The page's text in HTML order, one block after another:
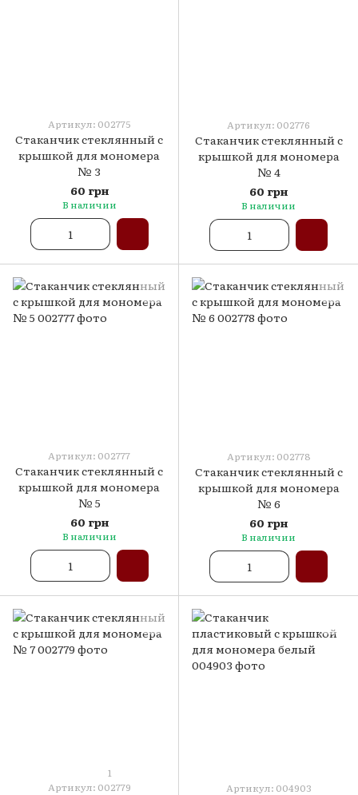
Артикул: 002775
Стаканчик стеклянный с
крышкой для мономера
№ 3
60 грн
В наличии
Артикул: 002776
Стаканчик стеклянный с
крышкой для мономера
№ 4
60 грн
В наличии
Артикул: 002777
Стаканчик стеклянный с
крышкой для мономера
№ 5
60 грн
В наличии
Артикул: 002778
Стаканчик стеклянный с
крышкой для мономера
№ 6
60 грн
В наличии
1
Артикул: 002779
Артикул: 004903